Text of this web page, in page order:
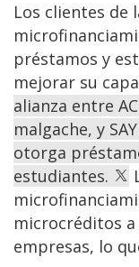
Los clientes de
préstamos y
mejorar su
alianza entre
malgache, y
otorga
estudiantes.
microcréditos
empresas, lo